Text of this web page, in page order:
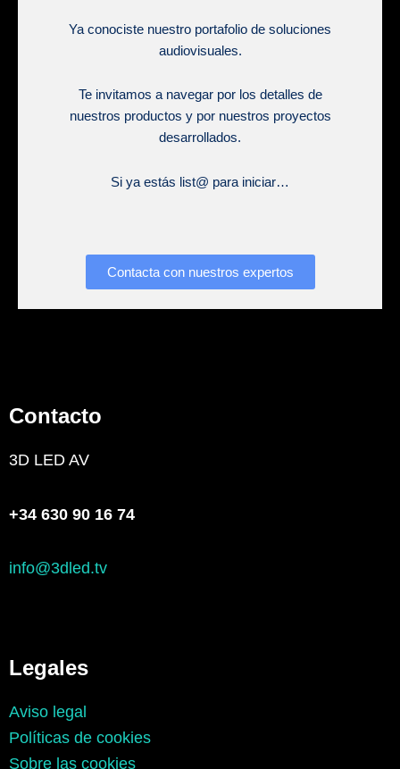
Ya conociste nuestro portafolio de soluciones
audiovisuales.
Te invitamos a navegar por los detalles de
nuestros productos y por nuestros proyectos
desarrollados.
Si ya estás list@ para iniciar…
Contacta con nuestros expertos
Contacto
3D LED AV
+34 630 90 16 74
info@3dled.tv
­­Legales
Aviso legal
Políticas de cookies
Sobre las cookies